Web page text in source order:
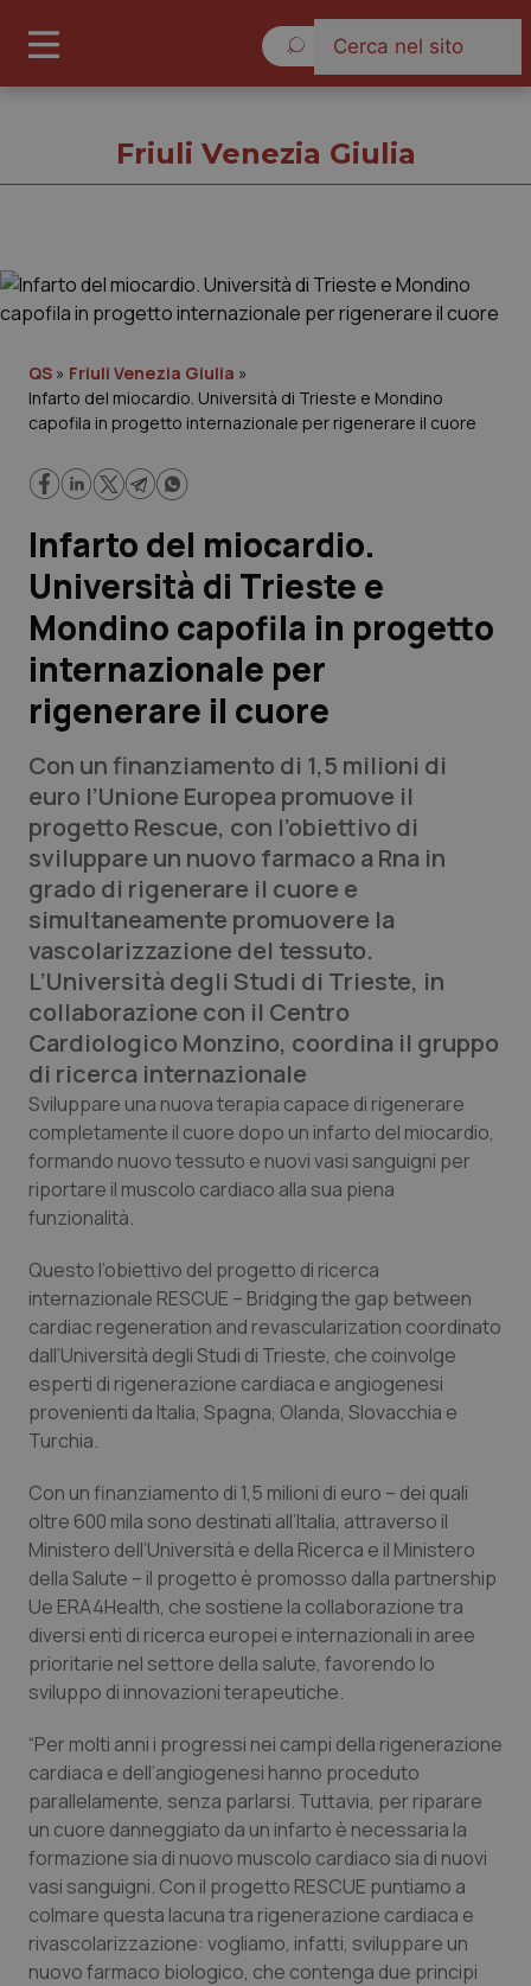
Governo e Parlamento
Regioni e Asl
Lavoro e Professioni
Scienza e Farmaci
Studi e Analisi
Lettere al direttore
Edizioni Regionali
QS Pro
Professionisti Sanitari.AI
Abruzzo
Basilicata
Calabria
Campania
Emilia-Romagna
Friuli Venezia Giulia
Lazio
Liguria
Lombardia
Marche
Molise
Piemonte
Provincia Autonoma di Bolzano
Provincia Autonoma di Trento
Puglia
Sardegna
Sicilia
QS Pro Gold
Artrite & artrosi
Asma & BPCO
Car-T
Colesterolo & coronaropatie
Dermatite Atopica
Diabete & glucometri
Disturbi dell’umore
Dolore
Donna & Salute
Epatiti
HIV
Infezioni & Febbre
Ipertensione & Scompenso
Malattie rare
Malattia di Crohn & Rettocolite Ulcerosa
Neuroscienze & patologie neurodegenerative
QS Club Newsletter
Friuli Venezia Giulia
QS » Friuli Venezia Giulia »
Infarto del miocardio. Università di Trieste e Mondino
capofila in progetto internazionale per rigenerare il cuore
Infarto del miocardio.
Università di Trieste e
Mondino capofila in progetto
internazionale per
rigenerare il cuore
Con un finanziamento di 1,5 milioni di
euro l’Unione Europea promuove il
progetto Rescue, con l’obiettivo di
sviluppare un nuovo farmaco a Rna in
grado di rigenerare il cuore e
simultaneamente promuovere la
vascolarizzazione del tessuto.
L’Università degli Studi di Trieste, in
collaborazione con il Centro
Cardiologico Monzino, coordina il gruppo
di ricerca internazionale
Sviluppare una nuova terapia capace di rigenerare
completamente il cuore dopo un infarto del miocardio,
formando nuovo tessuto e nuovi vasi sanguigni per
riportare il muscolo cardiaco alla sua piena
funzionalità.
Questo l’obiettivo del progetto di ricerca
internazionale RESCUE – Bridging the gap between
cardiac regeneration and revascularization coordinato
dall’Università degli Studi di Trieste, che coinvolge
esperti di rigenerazione cardiaca e angiogenesi
provenienti da Italia, Spagna, Olanda, Slovacchia e
Turchia.
Con un finanziamento di 1,5 milioni di euro – dei quali
oltre 600 mila sono destinati all’Italia, attraverso il
Ministero dell’Università e della Ricerca e il Ministero
della Salute – il progetto è promosso dalla partnership
Ue ERA4Health, che sostiene la collaborazione tra
diversi enti di ricerca europei e internazionali in aree
prioritarie nel settore della salute, favorendo lo
sviluppo di innovazioni terapeutiche.
“Per molti anni i progressi nei campi della rigenerazione
cardiaca e dell’angiogenesi hanno proceduto
parallelamente, senza parlarsi. Tuttavia, per riparare
un cuore danneggiato da un infarto è necessaria la
formazione sia di nuovo muscolo cardiaco sia di nuovi
vasi sanguigni. Con il progetto RESCUE puntiamo a
colmare questa lacuna tra rigenerazione cardiaca e
rivascolarizzazione: vogliamo, infatti, sviluppare un
nuovo farmaco biologico, che contenga due principi